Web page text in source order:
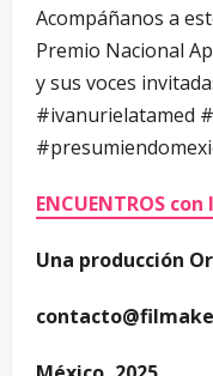
Acompáñanos a
Premio Nacional
y sus voces
#ivanurielatamed
ENCUENTROS
Una producción